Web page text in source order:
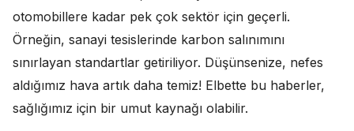
otomobillere kadar pek çok sektör için geçerli.
Örneğin, sanayi tesislerinde karbon salınımını
sınırlayan standartlar getiriliyor. Düşünsenize, nefes
aldığımız hava artık daha temiz! Elbette bu haberler,
sağlığımız için bir umut kaynağı olabilir.